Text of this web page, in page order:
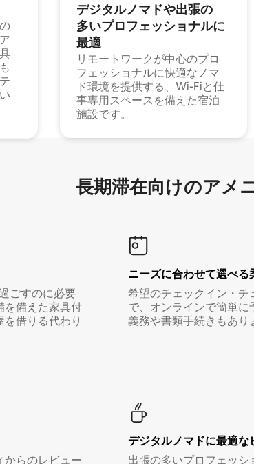
デジタルノマドや出⁠張⁠の
多⁠いプ⁠ロ⁠フ⁠ェ⁠ッ⁠シ⁠ョ⁠ナ⁠ル⁠に
最⁠適
リモートワークが中心のプロ
フェッショナルに快適なノマ
ド環境を提供する、Wi-Fiと仕
事専用スペースを備えた宿泊
施設です。
長期滞在向け⁠のア⁠メ⁠
ごすのに必要
を備えた家具付
借りる代わり
ニーズに合わせて選べる
希望のチェックイン・チ
で、オンラインで簡単
義務や書類手続きもあり
からのレビュー
デジタルノマド⁠に最⁠適⁠
出張の多いプロフェッ